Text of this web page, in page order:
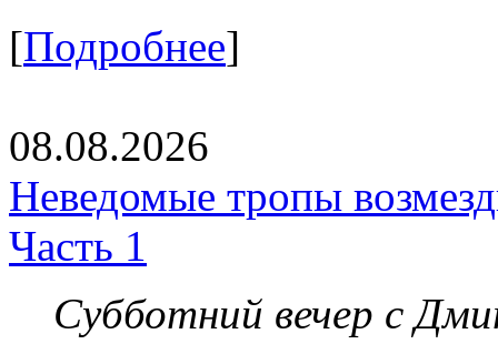
[Подробнее]
08.08.2026
Неведомые тропы
Часть 1
Субботний вечер с